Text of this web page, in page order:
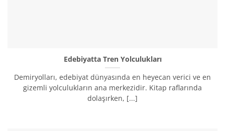
Edebiyatta Tren Yolculukları
Demiryolları, edebiyat dünyasında en heyecan verici ve en
gizemli yolculukların ana merkezidir. Kitap raflarında
dolaşırken, [...]